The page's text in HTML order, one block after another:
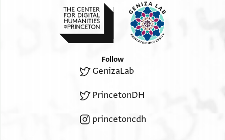
Follow
GenizaLab
PrincetonDH
princetoncdh